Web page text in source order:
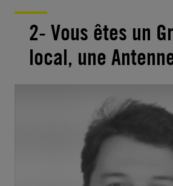
2- Vous êtes un
local, une